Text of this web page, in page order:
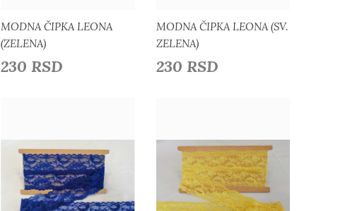
MODNA ČIPKA LEONA
(ZELENA)
230 RSD
MODNA ČIPKA LEONA (SV.
ZELENA)
230 RSD
Detaljnije Detaljnije